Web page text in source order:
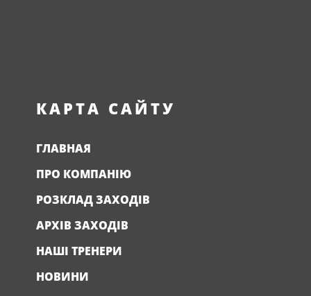
КАРТА САЙТУ
ГЛАВНАЯ
ПРО КОМПАНІЮ
РОЗКЛАД ЗАХОДІВ
АРХІВ ЗАХОДІВ
НАШІ ТРЕНЕРИ
НОВИНИ